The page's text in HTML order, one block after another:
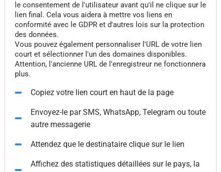
le consentement de l'utilisateur avant qu'il ne clique sur le
lien final. Cela vous aidera à mettre vos liens en
conformité avec le GDPR et d'autres lois sur la protection
des données.
Vous pouvez également personnaliser l'URL de votre lien
court et sélectionner l'un des domaines disponibles.
Attention, l'ancienne URL de l'enregistreur ne fonctionnera
plus.
Copiez votre lien court en haut de la page
Envoyez-le par SMS, WhatsApp, Telegram ou toute
autre messagerie
Attendez que le destinataire clique sur le lien
Affichez des statistiques détaillées sur le pays, la